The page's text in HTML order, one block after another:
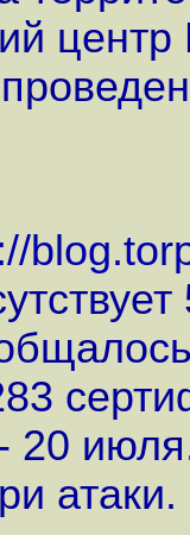
центр
20
атаки.